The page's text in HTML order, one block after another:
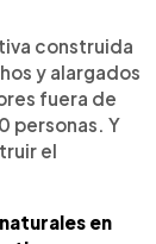
construida
y alargados
fuera de
personas. Y
el
en